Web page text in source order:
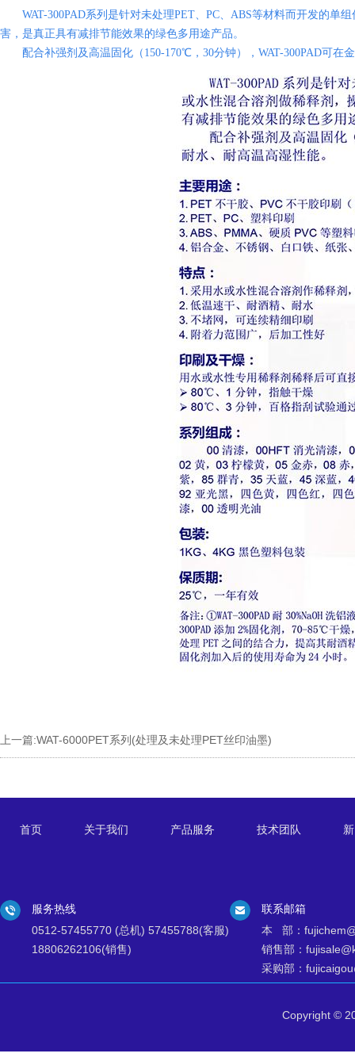
WAT-300PAD系列是针对未处理PET、 PC、 ABS等材料而开发的单
害，是真正具有减排节能效果的绿色多用途产品。
配合补强剂及高温固化（ 150-170℃，30分钟）， WAT-300PAD可在
上一篇:WAT-6000PET系列(处理及未处理PET丝印油墨)
首页 关于我们 产品服务 技术团队
服务热线
0512-57455770 (总机) 57455788(客服)
18806262106(销售)
联系邮箱
本 部：
销售部：
采购部：
Copyright ©